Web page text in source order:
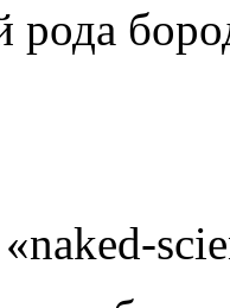
рода